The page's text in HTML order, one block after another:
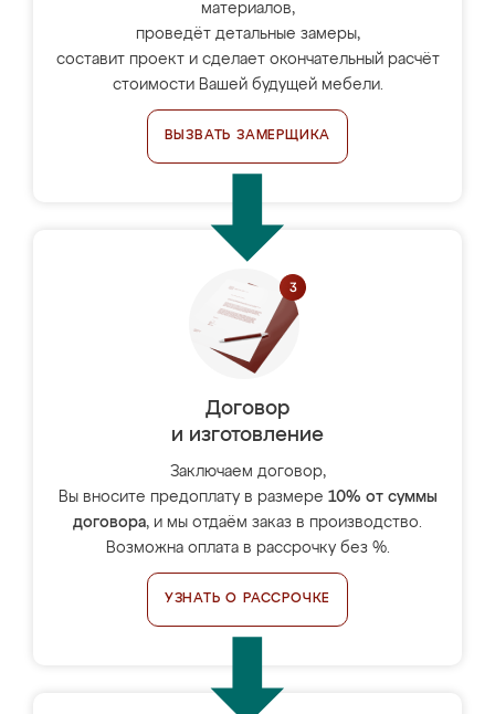
материалов,
проведёт детальные замеры,
составит проект и сделает окончательный расчёт
стоимости Вашей будущей мебели.
ВЫЗВАТЬ ЗАМЕРЩИКА
Договор
и изготовление
Заключаем договор,
Вы вносите предоплату в размере 10% от суммы
договора, и мы отдаём заказ в производство.
Возможна оплата в рассрочку без %.
УЗНАТЬ О РАССРОЧКЕ